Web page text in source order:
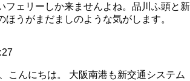
フェリーしか来ませんよね。品川ふ頭と新
ほうがまだましのような気がします。
こんにちは。 大阪南港も新交通システム